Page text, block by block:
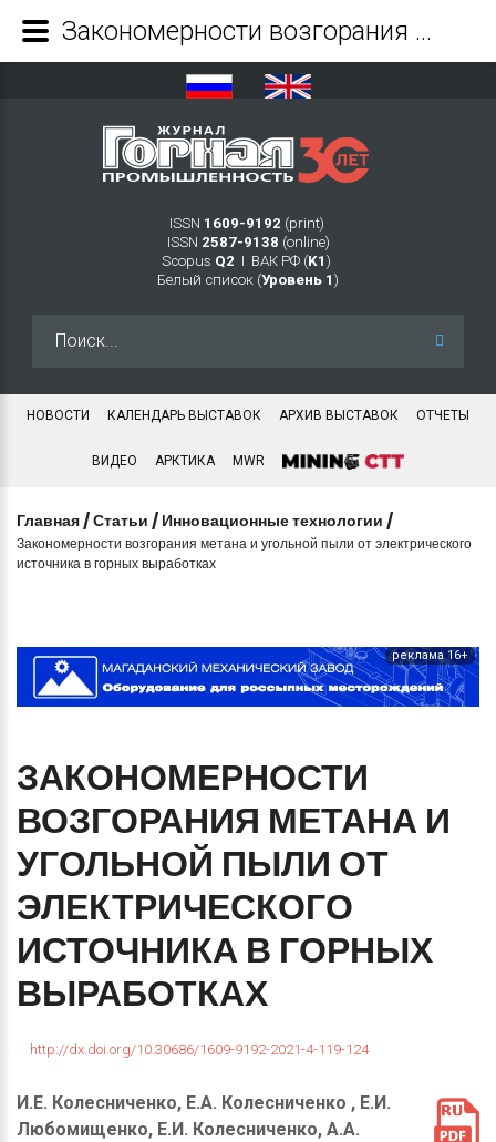
ISSN 1609-9192 (print)
ISSN 2587-9138 (online)
Scopus Q2 Ι ВАК РФ (K1 )
Белый список (Уровень 1 )
НОВОСТИ КАЛЕНДАРЬ ВЫСТАВОК АРХИВ ВЫСТАВОК ОТЧЕТЫ
ВИДЕО АРКТИКА MWR
Главная /Статьи / Инновационные технологии /
Закономерности возгорания метана и угольной пыли от электрического
источника в горных выработках
реклама 16+
ЗАКОНОМЕРНОСТИ
ВОЗГОРАНИЯ МЕТАНА И
УГОЛЬНОЙ ПЫЛИ ОТ
ЭЛЕКТРИЧЕСКОГО
ИСТОЧНИКА В ГОРНЫХ
ВЫРАБОТКАХ
http://dx.doi.org/10.30686/1609-9192-2021-4-119-124
И.Е. Колесниченко, Е.А. Колесниченко , Е.И.
Любомищенко, Е.И. Колесниченко, А.А.
Закономерности возгорания метана и угольной пыли от электрического источника в горных выработках - Журнал Горная промышленность